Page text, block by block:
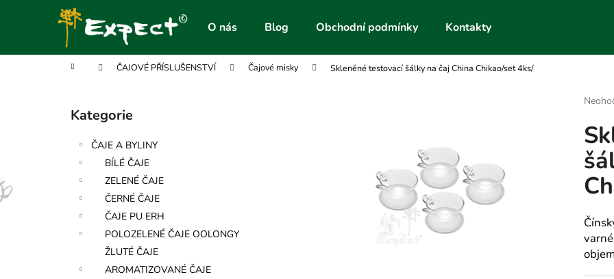
O nás Blog Obchodní podmínky Kontakty
Domů ČAJOVÉ PŘÍSLUŠENSTVÍ Čajové misky Skleněné testovací šálky na čaj China Chikao/set 4ks/
Přeskočit
kategorie
Kategorie
ČAJE A BYLINY
BÍLÉ ČAJE
ZELENÉ ČAJE
ČERNÉ ČAJE
ČAJE PU ERH
POLOZELENÉ ČAJE OOLONGY
ŽLUTÉ ČAJE
AROMATIZOVANÉ ČAJE
je
0,0
z
5
í
Zpět
do
Zpět
do
Co potřebujete najít?
Doporučujeme